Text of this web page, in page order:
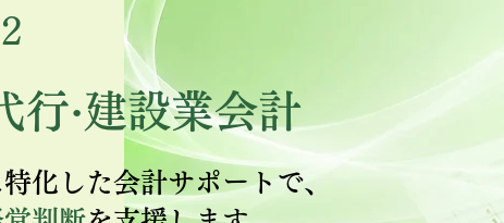
行·建設業会計
化した会計サポートで、